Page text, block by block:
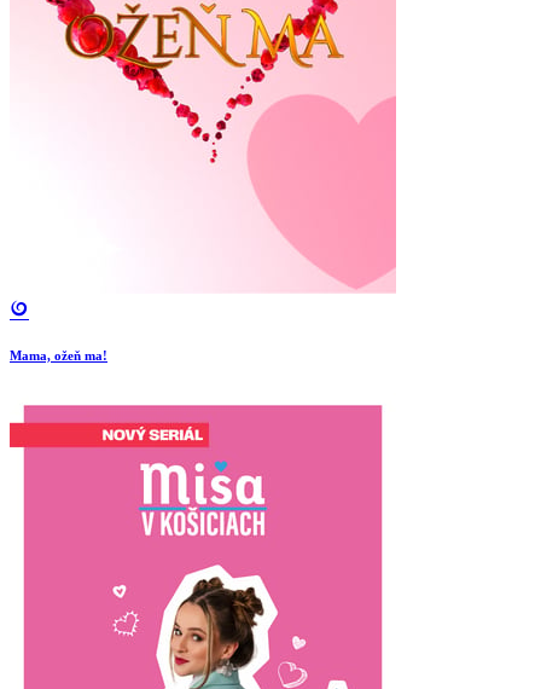
Mama, ožeň ma!